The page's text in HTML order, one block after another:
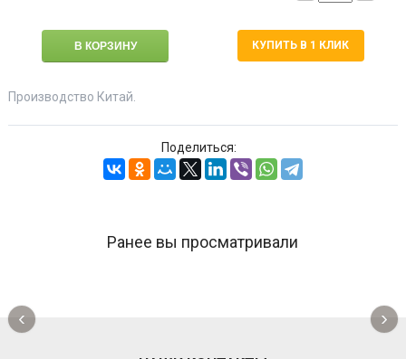
КУПИТЬ В 1 КЛИК
Производство Китай.
Поделиться:
Ранее вы просматривали
‹ ›